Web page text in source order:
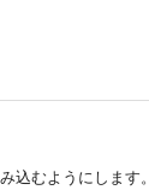
込むようにします。